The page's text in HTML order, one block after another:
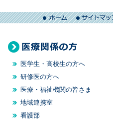
ホーム
サイトマッ
医学生・高校生の方へ
研修医の方へ
医療・福祉機関の皆さま
地域連携室
看護部